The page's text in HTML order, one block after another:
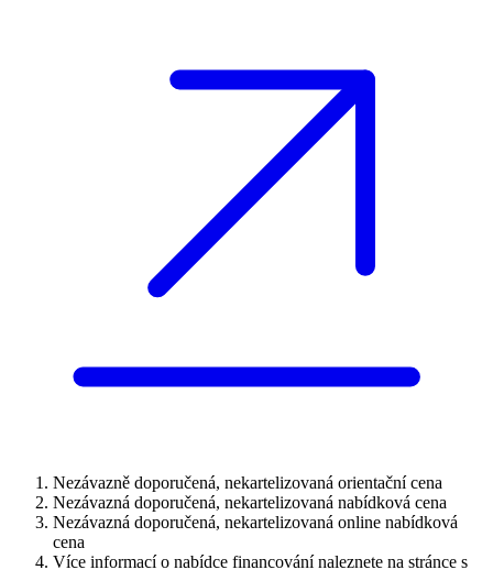
Nezávazně doporučená, nekartelizovaná orientační cena
Nezávazná doporučená, nekartelizovaná nabídková cena
Nezávazná doporučená, nekartelizovaná online nabídková
cena
Více informací o nabídce financování naleznete na stránce s